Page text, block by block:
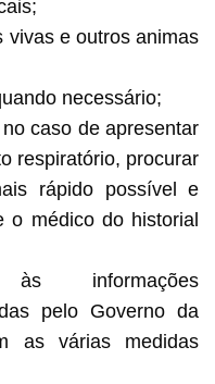
vivas e outros animas
necessário;
caso de apresentar
respiratório, procurar
rápido possível e
o médico do historial
informações
pelo Governo da
as várias medidas